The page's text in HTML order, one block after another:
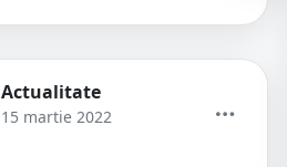
Actualitate
15 martie 2022